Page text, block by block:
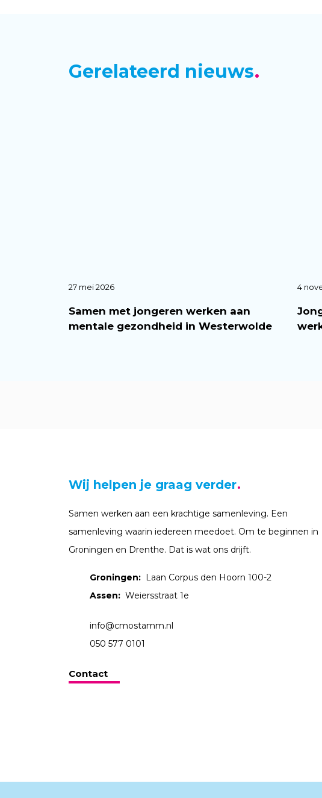
Gerelateerd nieuws
27 mei 2026
Samen met jongeren werken aan
mentale gezondheid in Westerwolde
4
Wij helpen je graag verder
Samen werken aan een krachtige samenleving. Een
samenleving waarin iedereen meedoet. Om te beginnen in
Groningen en Drenthe. Dat is wat ons drijft.
Groningen: Laan Corpus den Hoorn 100-2
Assen: Weiersstraat 1e
info@cmostamm.nl
050 577 0101
Contact